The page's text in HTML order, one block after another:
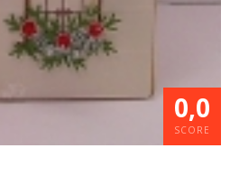
0,0
SCORE